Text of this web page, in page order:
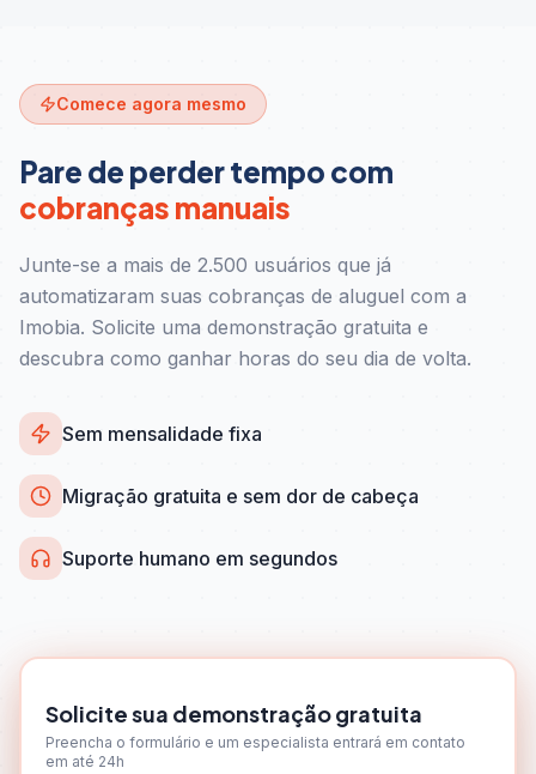
Comece agora mesmo
Pare de perder tempo com
cobranças manuais
Junte-se a mais de 2.500 usuários que já
automatizaram suas cobranças de aluguel com a
Imobia. Solicite uma demonstração gratuita e
descubra como ganhar horas do seu dia de volta.
Sem mensalidade fixa
Migração gratuita e sem dor de cabeça
Suporte humano em segundos
Solicite sua demonstração gratuita
Preencha o formulário e um especialista entrará em contato
em até 24h